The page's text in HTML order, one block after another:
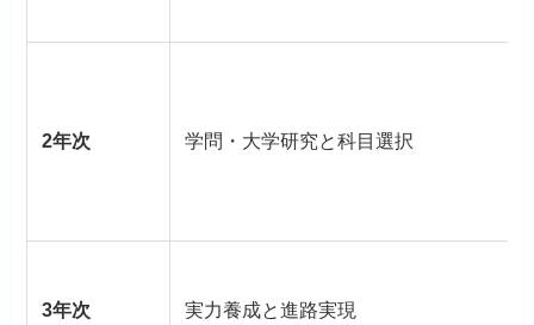
2年次 学問・大学研究と科目選択
3年次 実力養成と進路実現